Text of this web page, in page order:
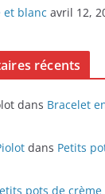
et blanc avril 12,
récents
dans Bracelet
dans Petits
pots de